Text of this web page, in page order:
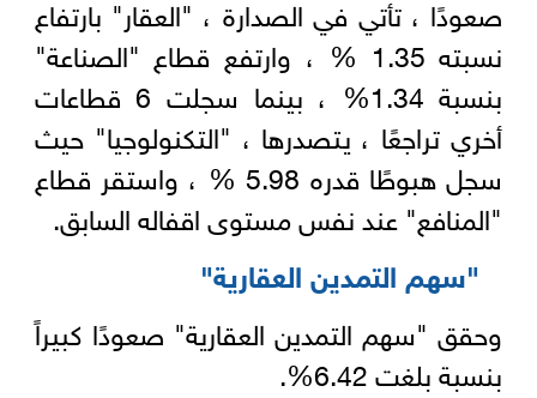
صعودًا ، تأتي في الصدارة ، "العقار" بارتفاع
نسبته 1.35 % ، وارتفع قطاع "الصناعة"
بنسبة 1.34% ، بينما سجلت 6 قطاعات
أخري تراجعًا ، يتصدرها ، "التكنولوجيا" حيث
سجل هبوطًا قدره 5.98 % ، واستقر قطاع
"المنافع" عند نفس مستوى اقفاله السابق.
"سهم التمدين العقارية"
وحقق "سهم التمدين العقارية" صعودًا كبيراً
بنسبة بلغت 6.42%.